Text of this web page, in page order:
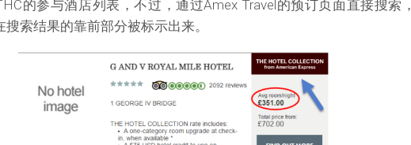
的参与酒店列表，不过，通过Amex Travel的预订页面直接搜索，
搜索结果的靠前部分被标示出来。